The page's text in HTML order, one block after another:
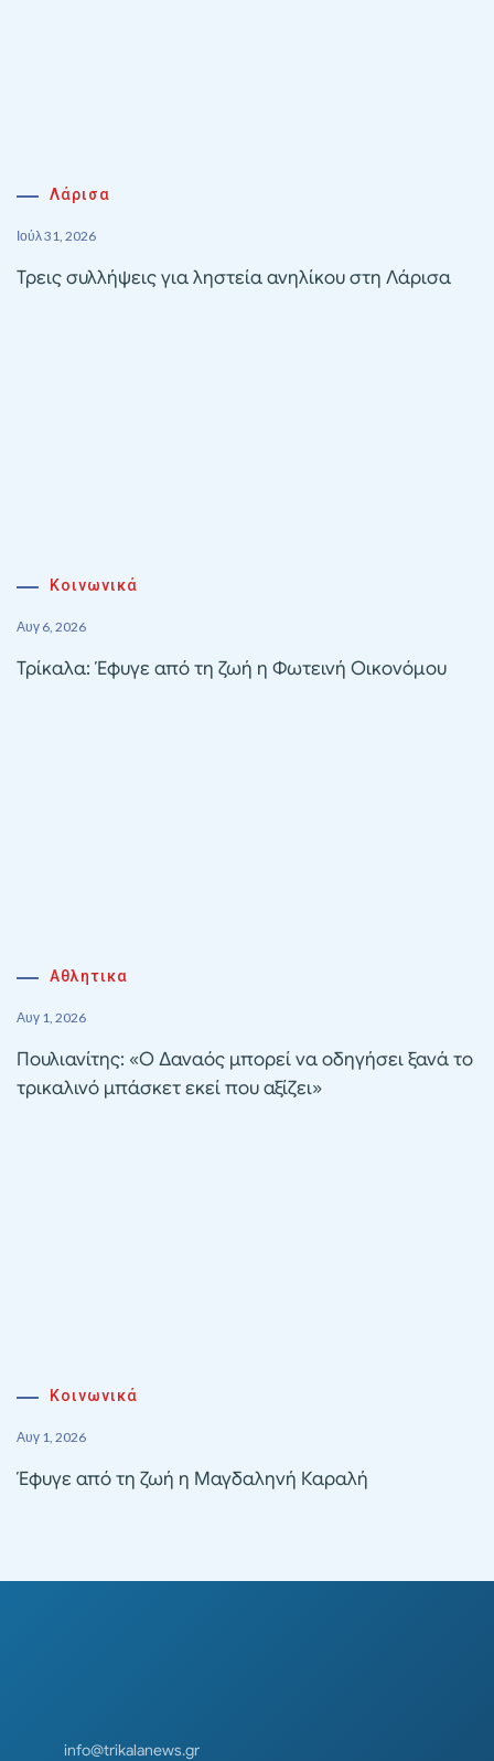
Λάρισα
Ιούλ 31, 2026
Τρεις συλλήψεις για ληστεία ανηλίκου στη Λάρισα
Κοινωνικά
Αυγ 6, 2026
Τρίκαλα: Έφυγε από τη ζωή η Φωτεινή Οικονόμου
Αθλητικα
Αυγ 1, 2026
Πουλιανίτης: «Ο Δαναός μπορεί να οδηγήσει ξανά το
τρικαλινό μπάσκετ εκεί που αξίζει»
Κοινωνικά
Αυγ 1, 2026
Έφυγε από τη ζωή η Μαγδαληνή Καραλή
info@trikalanews.gr